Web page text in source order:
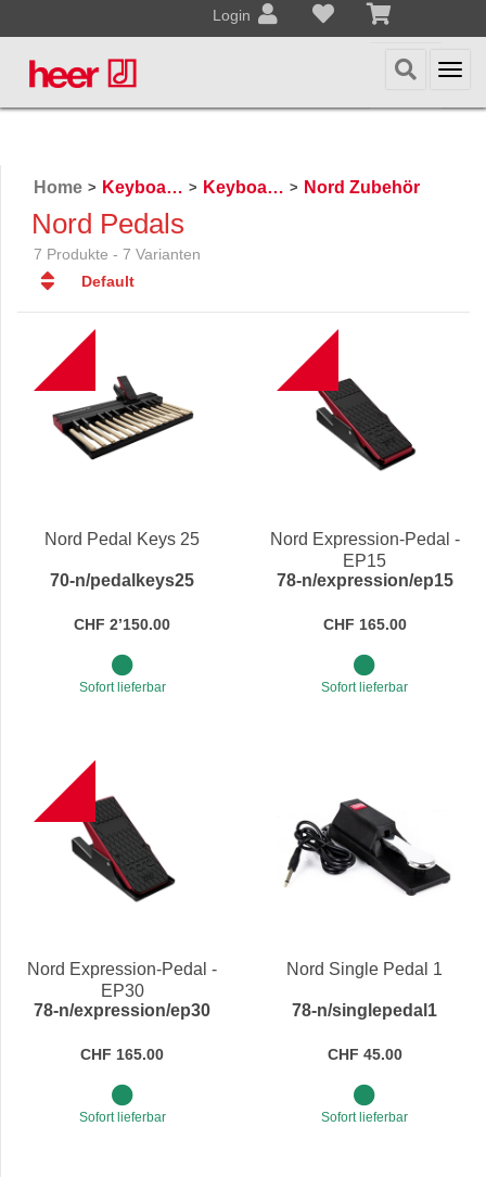
Login
Home > Keyboards / Piano > Keyboards / Pianos > Nord Zubehör
Nord Pedals
7 Produkte - 7 Varianten
Default
Default
Datum
Datum
Name
Name
Preis
Nord Pedal Keys 25
70-n/pedalkeys25
CHF 2’150.00
Sofort lieferbar
Nord Expression-Pedal -
EP15
78-n/expression/ep15
CHF 165.00
Sofort lieferbar
Nord Expression-Pedal -
EP30
78-n/expression/ep30
CHF 165.00
Sofort lieferbar
Nord Single Pedal 1
78-n/singlepedal1
CHF 45.00
Sofort lieferbar